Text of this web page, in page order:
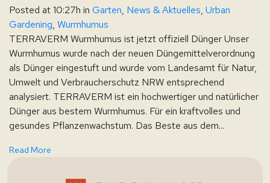
Posted at 10:27h in Garten, News & Aktuelles, Urban
Gardening, Wurmhumus
TERRAVERM Wurmhumus ist jetzt offiziell Dünger Unser
Wurmhumus wurde nach der neuen Düngemittelverordnung
als Dünger eingestuft und wurde vom Landesamt für Natur,
Umwelt und Verbraucherschutz NRW entsprechend
analysiert. TERRAVERM ist ein hochwertiger und natürlicher
Dünger aus bestem Wurmhumus. Für ein kraftvolles und
gesundes Pflanzenwachstum. Das Beste aus dem...
Read More